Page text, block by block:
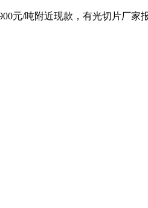
/吨附近现款，有光切片厂家